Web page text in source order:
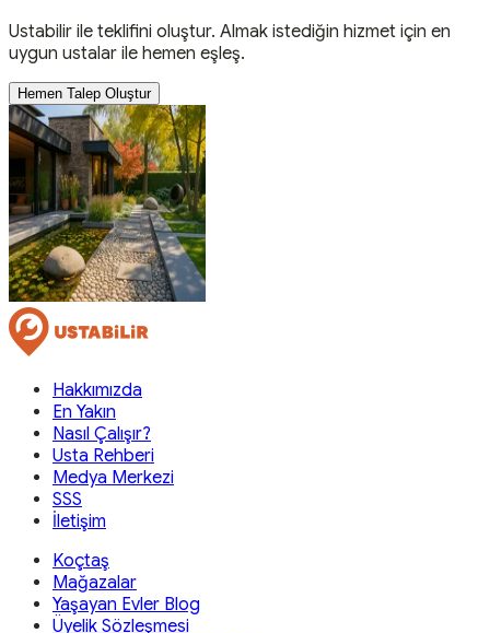
Ustabilir ile teklifini oluştur. Almak istediğin hizmet için en
uygun ustalar ile hemen eşleş.
Hemen Talep Oluştur
Hakkımızda
En Yakın
Nasıl Çalışır?
Usta Rehberi
Medya Merkezi
SSS
İletişim
Koçtaş
Mağazalar
Yaşayan Evler Blog
Üyelik Sözleşmesi